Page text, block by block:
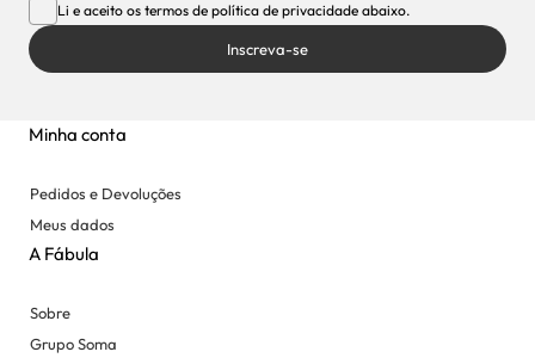
Li e aceito os termos de política de privacidade abaixo.
Inscreva-se
Minha conta
Pedidos e Devoluções
Meus dados
A Fábula
Sobre
Grupo Soma